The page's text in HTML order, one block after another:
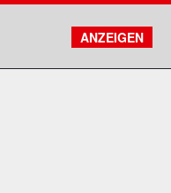
FILMSUCHE
KONTO
ANZEIGEN